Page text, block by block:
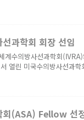
과학회 회장 선임
계수의방사선과학회
열린 미국수의방사선과학
회(ASA) Fellow 선